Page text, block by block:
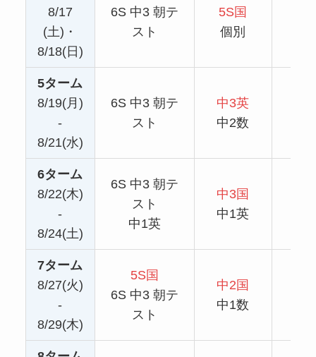
8/17
(土)・
8/18(日)
6S 中3 朝テ
スト
5S国
個別
5ターム
8/19(月)
-
8/21(水)
6S 中3 朝テ
スト
中3英
中2数
6ターム
8/22(木)
-
8/24(土)
6S 中3 朝テ
スト
中1英
中3国
中1英
7ターム
8/27(火)
-
8/29(木)
5S国
6S 中3 朝テ
スト
中2国
中1数